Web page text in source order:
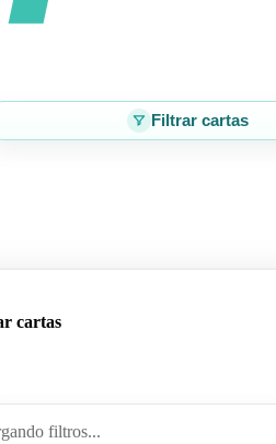
Filtrar cartas
cartas
filtros...